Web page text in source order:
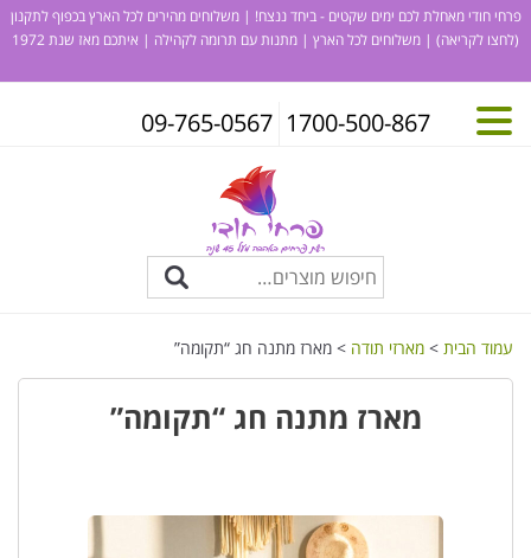
פרחי חודי מאחלת לכם ימים שקטים - ביחד ננצח! | משלוחים מהירים לכל הארץ בכפוף לתקנון
(לחצו לקריאה) | משלוחים לכל הארץ | מתנות עם תרומה לקהילה | איתכם מאז שנת 1972
1700-500-867
09-765-0567
עמוד הבית > מארזי תודה > מארז מתנה חג “תקומה”
מארז מתנה חג “תקומה”